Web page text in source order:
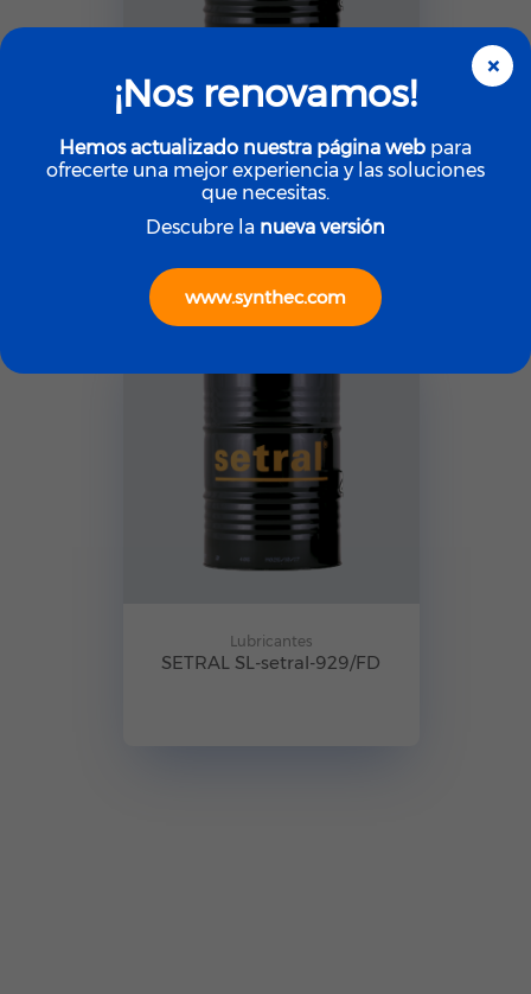
Lubricantes
SETRAL SYN-setral-
GEAR/PGB 680 FD
Lubricantes
SETRAL SL-setral-929/FD
×
¡Nos renovamos!
Hemos actualizado nuestra página web para
ofrecerte una mejor experiencia y las soluciones
que necesitas.
Descubre la nueva versión
www.synthec.com